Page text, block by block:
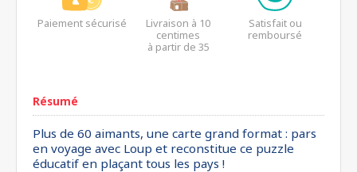
Paiement sécurisé
Livraison à 10
centimes
à partir de 35
Satisfait ou
remboursé
Résumé
Plus de 60 aimants, une carte grand format : pars
en voyage avec Loup et reconstitue ce puzzle
éducatif en plaçant tous les pays !